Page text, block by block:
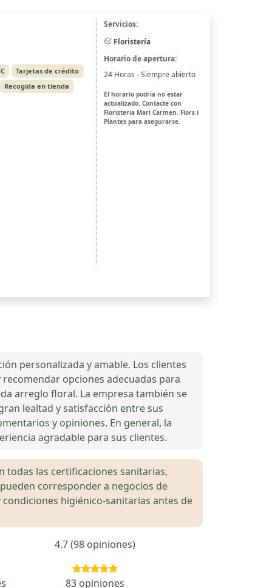
Tarjetas de crédito
Recogida en tienda
Servicios:
Floristería
Horario de apertura:
24 Horas - Siempre abierto
El horario podría no estar
actualizado. Contacte con
Floristeria Mari Carmen. Flors i
Plantes para asegurarse.
personalizada y amable. Los clientes
opciones adecuadas para
arreglo floral. La empresa también se
lealtad y satisfacción entre sus
y opiniones. En general, la
agradable para sus clientes.
las certificaciones sanitarias,
corresponder a negocios de
higiénico-sanitarias antes de
4.7 (98 opiniones)
83 opiniones